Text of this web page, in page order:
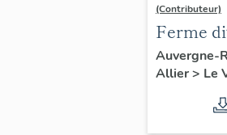
(Contributeur)
Ferme
de
domaine
Auvergne-
Allier> Le